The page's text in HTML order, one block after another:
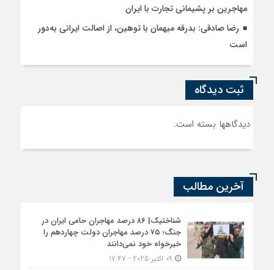
مهاجرین بر پشیمانی تجارت با ایران
رضا صادقی: بدرقه میهمان با توهین، از اصالت ایرانی به‌دور
است
ثبت دیدگاه
دیدگاهها بسته است.
آخرین مطالب
شناختیک| ۸۶ درصد مهاجران حامی ایران در
جنگ؛ ۷۵ درصد مهاجران دولت چهاردهم را
خیرخواه خود نمی‌دانند